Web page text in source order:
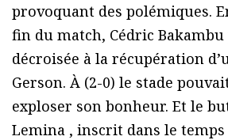
provoquant des polémiques.
fin du match, Cédric
décroisée à la récupération
Gerson. À (2-0) le stade
exploser son bonheur. Et le
Lemina , inscrit dans le